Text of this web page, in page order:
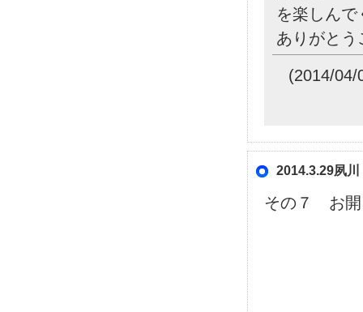
を楽しんで
ありがとう
(2014/
2014.3.29夙
その７ お開